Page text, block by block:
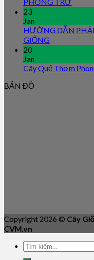
23
Jan
HƯỚNG DẪN
GIỐNG
20
Jan
Cây Quế Thơm
BẢN ĐỒ
Copyright 2026 © Cây
CVM.vn